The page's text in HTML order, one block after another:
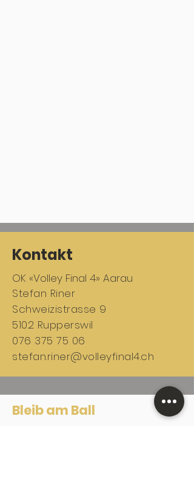
Kontakt
OK «Volley Final 4» Aarau
Stefan Riner
Schweizistrasse 9
5102 Rupperswil
076 375 75 06
stefan.riner@volleyfinal4.ch
Bleib am Ball